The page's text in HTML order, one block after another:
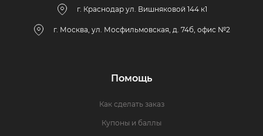
г. Краснодар ул. Вишняковой 144 к1
г. Москва, ул. Мосфильмовская, д. 74б, офис №2
Помощь
Как сделать заказ
Купоны и баллы